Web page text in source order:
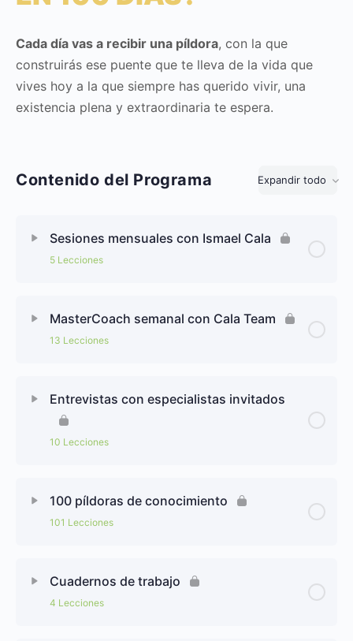
Cada día vas a recibir una píldora, con la que
construirás ese puente que te lleva de la vida que
vives hoy a la que siempre has querido vivir, una
existencia plena y extraordinaria te espera.
Contenido del Programa Expandir todo
Sesiones mensuales con Ismael Cala
5 Lecciones
MasterCoach semanal con Cala Team
13 Lecciones
Entrevistas con especialistas invitados
10 Lecciones
100 píldoras de conocimiento
101 Lecciones
Cuadernos de trabajo
4 Lecciones